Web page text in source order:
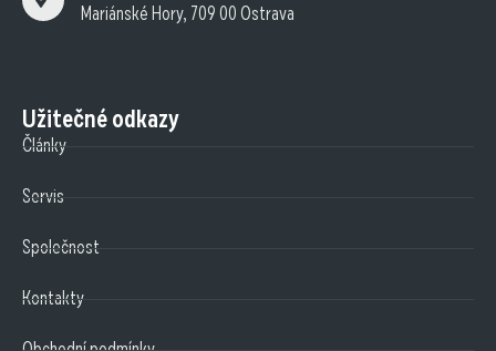
Mariánské Hory, 709 00 Ostrava
Užitečné odkazy
Články
Servis
Společnost
Kontakty